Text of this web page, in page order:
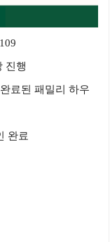
진행
료된 패밀리 하우
완료